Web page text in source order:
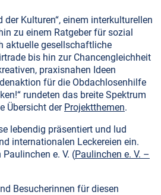
Kulturen“, einem interkulturellen
zu einem Ratgeber für sozial
aktuelle gesellschaftliche
bis hin zur Chancengleichheit
praxisnahen Ideen
für die Obdachlosenhilfe
rundeten das breite Spektrum
Übersicht der Projektthemen.
lebendig präsentiert und lud
internationalen Leckereien ein.
e. V. (Paulinchen e. V. –
Besucherinnen für diesen